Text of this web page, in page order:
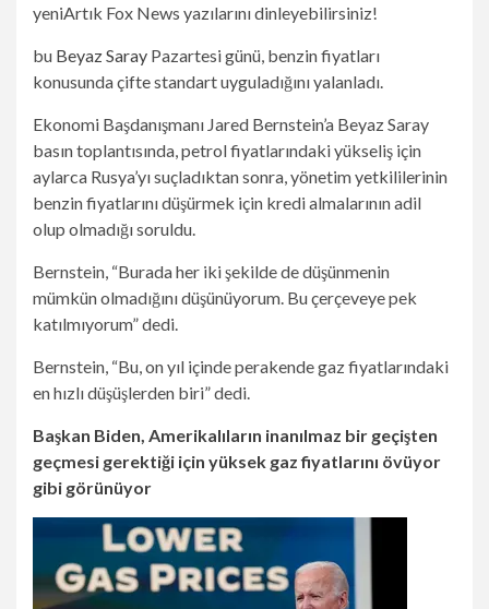
yeniArtık Fox News yazılarını dinleyebilirsiniz!
bu Beyaz Saray Pazartesi günü, benzin fiyatları
konusunda çifte standart uyguladığını yalanladı.
Ekonomi Başdanışmanı Jared Bernstein’a Beyaz Saray
basın toplantısında, petrol fiyatlarındaki yükseliş için
aylarca Rusya’yı suçladıktan sonra, yönetim yetkililerinin
benzin fiyatlarını düşürmek için kredi almalarının adil
olup olmadığı soruldu.
Bernstein, “Burada her iki şekilde de düşünmenin
mümkün olmadığını düşünüyorum. Bu çerçeveye pek
katılmıyorum” dedi.
Bernstein, “Bu, on yıl içinde perakende gaz fiyatlarındaki
en hızlı düşüşlerden biri” dedi.
Başkan Biden, Amerikalıların inanılmaz bir geçişten
geçmesi gerektiği için yüksek gaz fiyatlarını övüyor
gibi görünüyor